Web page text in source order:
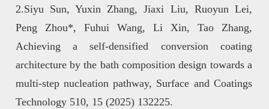
2.Siyu Sun, Yuxin Zhang, Jiaxi Liu, Ruoyun Lei,
Peng Zhou*, Fuhui Wang, Li Xin, Tao Zhang,
Achieving a self-densified conversion coating
architecture by the bath composition design towards a
multi-step nucleation pathway, Surface and Coatings
Technology 510, 15 (2025) 132225.